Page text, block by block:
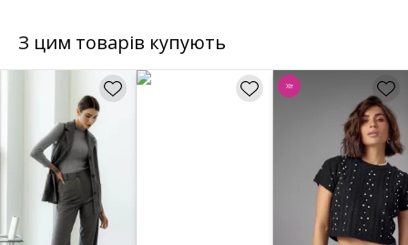
З цим товарів купують
Хіт